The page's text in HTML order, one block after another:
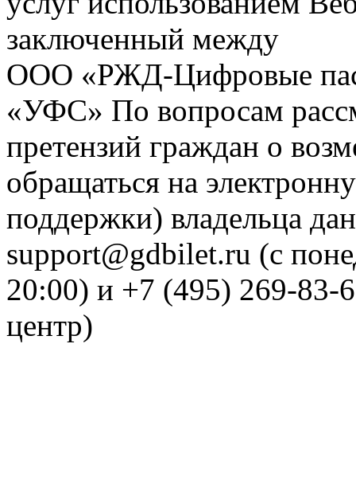
заключенный между
ООО «РЖД-Цифровые
«УФС» По вопросам
претензий граждан о
обращаться на
поддержки) владельца
support@gdbilet.ru (с
20:00) и +7 (495) 269-83-
центр)